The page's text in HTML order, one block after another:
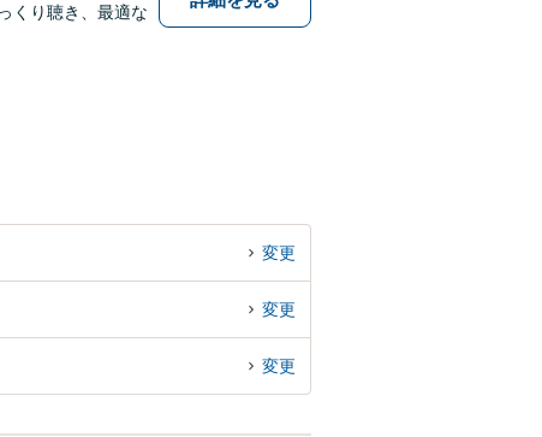
くり聴き、最適な
変更
変更
変更